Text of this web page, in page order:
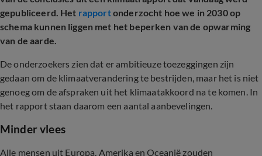
gepubliceerd. Het rapportonderzocht hoe we in 2030 op
schema kunnen liggen met het beperken van de opwarming
van de aarde.
De onderzoekers zien dat er ambitieuze toezeggingen zijn
gedaan om de klimaatverandering te bestrijden, maar het is niet
genoeg om de afspraken uit het klimaatakkoord na te komen. In
het rapport staan daarom een aantal aanbevelingen.
Minder vlees
Alle mensen uit Europa, Amerika en Oceanië zouden